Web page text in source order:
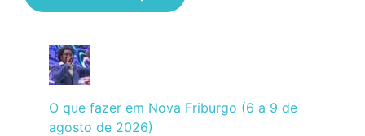
O que fazer em Nova Friburgo (6 a 9 de
agosto de 2026)